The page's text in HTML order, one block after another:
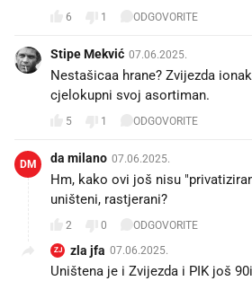
6 1 ODGOVORITE
Stipe Mekvić 07.06.2025.
Nestašicaa hrane? Zvijezda
cjelokupni svoj asortiman.
5 1 ODGOVORITE
DM da milano 07.06.2025.
Hm, kako ovi još nisu
uništeni, rastjerani?
2 0 ODGOVORITE
ZJ zla jfa 07.06.2025.
Uništena je i Zvijezda i PIK još